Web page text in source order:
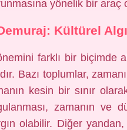
yönelik bir araç
Kültürel
farklı bir biçimde
Bazı toplumlar,
kesin bir sınır
zamanın ve
olabilir. Diğer